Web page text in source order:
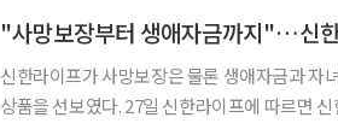
"사망보장부터 생애자금까지"…신한
신한라이프가 사망보장은 물론 생애자금과 자
상품을 선보였다. 27일 신한라이프에 따르면 신한라이프가 출시한 ‘신한(간편가입)종신보험